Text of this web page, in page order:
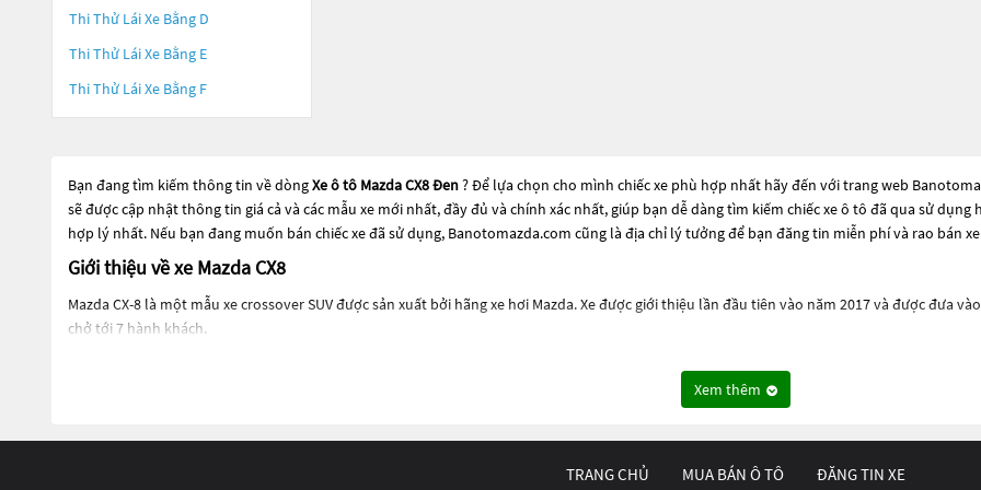
Thi Thử Lái Xe Bằng D
Thi Thử Lái Xe Bằng E
Thi Thử Lái Xe Bằng F
Bạn đang tìm kiếm thông tin về dòngXe ô tô Mazda CX8 Đen? Để lựa chọn cho mình chiếc xe phù hợp nhất hãy đến với trang web
sẽ được cập nhật thông tin giá cả và các mẫu xe mới nhất, đầy đủ và chính xác nhất, giúp bạn dễ dàng tìm kiếm chiếc xe ô tô đã qua sử
hợp lý nhất. Nếu bạn đang muốn bán chiếc xe đã sử dụng, Banotomazda.com cũng là địa chỉ lý tưởng để bạn đăng tin miễn phí và rao bán
Giới thiệu về xe Mazda CX8
Mazda CX-8 là một mẫu xe crossover SUV được sản xuất bởi hãng xe hơi Mazda. Xe được giới thiệu lần đầu tiên vào năm 2017 và được đưa
chở tới 7 hành khách.
xe còn được trang bị nhiều tính năng an toàn như hệ thống phanh ABS, hệ thống giám sát điểm mù, cảnh báo đột ngột và hỗ trợ phanh
chức năng và điều hòa tự động.
Mazda CX-8 có nhiều phiên bản và tùy chọn động cơ khác nhau để phù hợp với nhu cầu của khách hàng. Tùy thuộc vào phiên bản, xe có
Xem thêm
TRANG CHỦ MUA BÁN Ô TÔ ĐĂNG TIN XE